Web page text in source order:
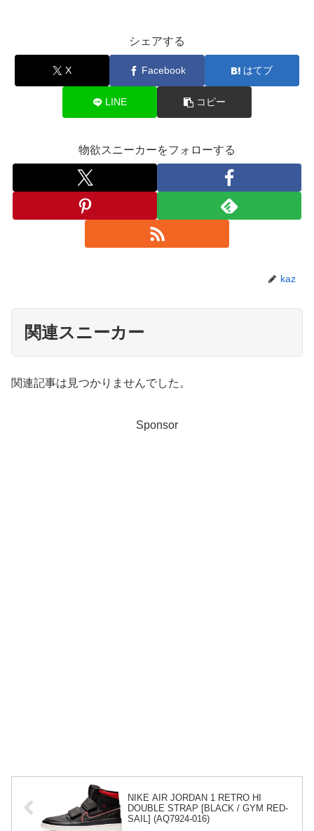
シェアする
X Facebook はてブ
LINE コピー
物欲スニーカーをフォローする
kaz
関連スニーカー
関連記事は見つかりませんでした。
Sponsor
NIKE AIR JORDAN 1 RETRO HI
DOUBLE STRAP [BLACK / GYM RED-
SAIL] (AQ7924-016)